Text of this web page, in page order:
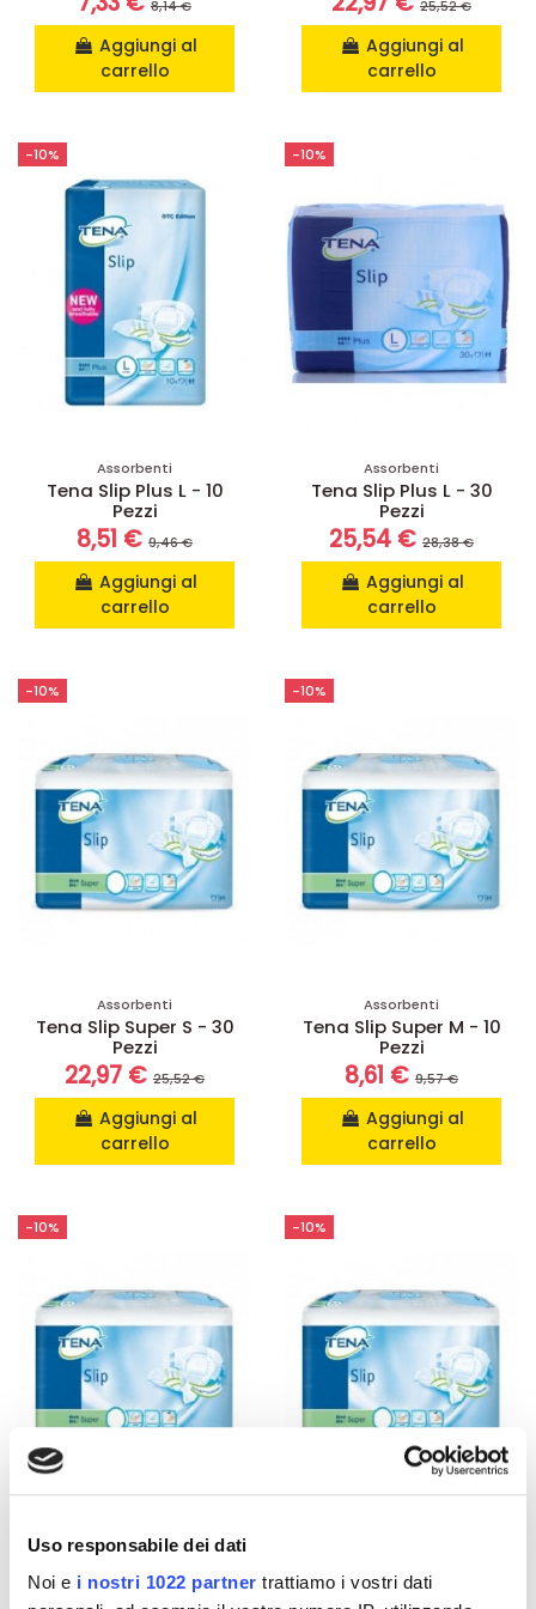
Uso responsabile dei dati
Noi e i nostri 1022 partner trattiamo i vostri dati
8,14 €
Aggiungi al
carrello
25,52 €
Aggiungi al
carrello
-10%
Assorbenti
Tena Slip Plus L - 10
Pezzi
8,51 € 9,46 €
Aggiungi al
carrello
-10%
Assorbenti
Tena Slip Plus L - 30
Pezzi
25,54 € 28,38 €
Aggiungi al
carrello
-10%
Assorbenti
Tena Slip Super S - 30
Pezzi
22,97 € 25,52 €
Aggiungi al
carrello
-10%
Assorbenti
Tena Slip Super M - 10
Pezzi
8,61 € 9,57 €
Aggiungi al
carrello
-10%
Assorbenti
Tena Slip Super M -
28 Pezzi
-10%
Pezzi